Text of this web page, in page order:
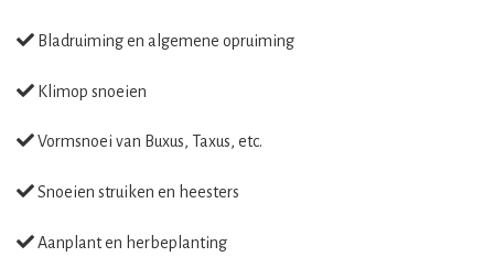
Bladruiming en algemene opruiming
Klimop snoeien
Vormsnoei van Buxus, Taxus, etc.
Snoeien struiken en heesters
Aanplant en herbeplanting